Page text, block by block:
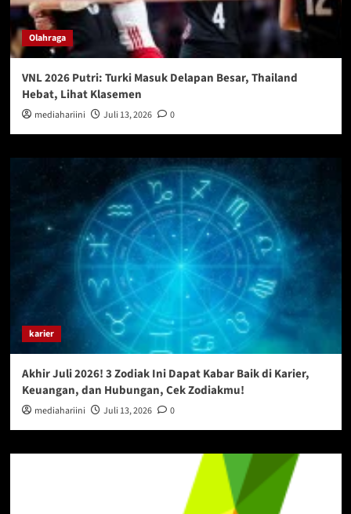
Olahraga
VNL 2026 Putri: Turki Masuk Delapan Besar, Thailand
Hebat, Lihat Klasemen
mediahariini Juli 13, 2026 0
karier
Akhir Juli 2026! 3 Zodiak Ini Dapat Kabar Baik di Karier,
Keuangan, dan Hubungan, Cek Zodiakmu!
mediahariini Juli 13, 2026 0